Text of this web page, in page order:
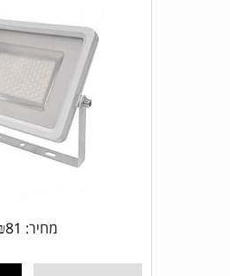
מחיר: 81